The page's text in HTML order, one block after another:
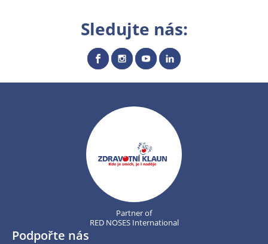
Sledujte nás:
Partner of
RED NOSES International
Podpořte nás